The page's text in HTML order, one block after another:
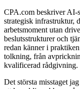
CPA.com beskriver AI-
strategisk infrastruktur,
arbetsmoment utan
beslutsstrukturer och
redan känner i
tolkning, från
kvalificerad rådgivning.
Det största misstaget